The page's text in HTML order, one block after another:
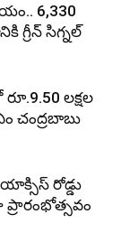
6,330
గ్రీన్ సిగ్నల్
లక్షల
చంద్రబాబు
రోడ్డు